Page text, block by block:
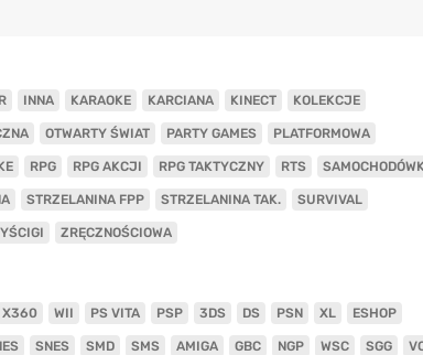
INNA KARAOKE KARCIANA KINECT KOLEKCJE
OTWARTY ŚWIAT PARTY GAMES PLATFORMOWA
RPG RPG AKCJI RPG TAKTYCZNY RTS
STRZELANINA FPP STRZELANINA TAK. SURVIVAL
ZRĘCZNOŚCIOWA
X360 WII PS VITA PSP 3DS DS PSN XL ESHOP
SNES SMD SMS AMIGA GBC NGP WSC SGG